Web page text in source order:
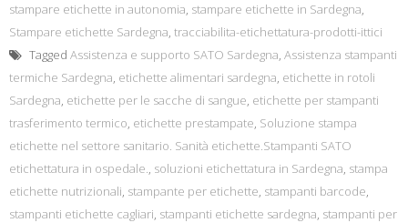
stampare etichette in autonomia, stampare etichette in Sardegna,
Stampare etichette Sardegna, tracciabilita-etichettatura-prodotti-ittici
Tagged Assistenza e supporto SATO Sardegna, Assistenza stampanti
termiche Sardegna, etichette alimentari sardegna, etichette in rotoli
Sardegna, etichette per le sacche di sangue, etichette per stampanti
trasferimento termico, etichette prestampate, Soluzione stampa
etichette nel settore sanitario. Sanità etichette.Stampanti SATO
etichettatura in ospedale., soluzioni etichettatura in Sardegna, stampa
etichette nutrizionali, stampante per etichette, stampanti barcode,
stampanti etichette cagliari, stampanti etichette sardegna, stampanti per